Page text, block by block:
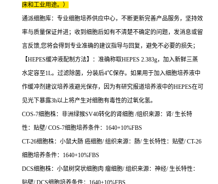
床和工业用途。）
通派细胞库：专业细胞培养供应中心，不断更新完善产品服务，坚持效
率与质量保证并进；收到细胞后如有不清楚不确定的问题，发消息或留
言反馈,您将会得到专业准确的建议指导与回复，避免不必要的损失；
【HEPES缓冲液配制方法】：准确称取HEPES 2.383g，加入新鲜三蒸
水定容至1L。过滤除菌，分装后4℃保存。如果用于加入细胞培养液中
作缓冲剂建议培养液避光保存，因为有研究报道培养液中的HEPES在可
见光下暴露3h以上将产生对细胞有毒性的过氧化氢。
COS-7细胞株：非洲绿猴SV40转化的肾细胞 /组织来源：肾/ 生长特
性：贴壁/ COS-7细胞培养条件：1640+10%FBS
CT-26细胞株：小鼠大肠 癌细胞/ 组织来源：肠/ 生长特性：贴壁/ CT-26
细胞培养条件：1640+10%FBS
DCS细胞株：小鼠树突状细胞肉 瘤细胞/ 组织来源：神经/ 生长特性：
贴壁/ DCS细胞培养条件：1640+10%FBS